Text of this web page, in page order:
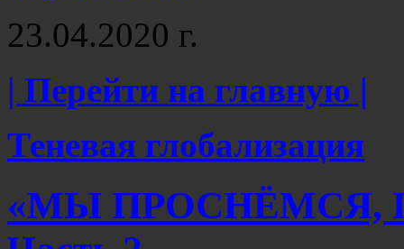
23.04.2020 г.
| Перейти на главную |
Теневая глобализация
«МЫ ПРОСНЁМСЯ,